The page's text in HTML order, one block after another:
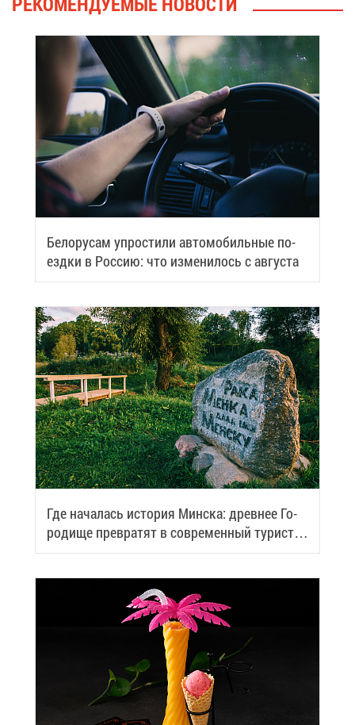
Бе­ло­ру­сам упро­сти­ли ав­то­мо­биль­ные по­
езд­ки в Рос­сию: что из­ме­ни­лось с ав­гу­ста
Где на­ча­лась ис­то­рия Мин­ска: древ­нее Го­
ро­ди­ще пре­вра­тят в со­вре­мен­ный ту­ри­сти­
че­ский центр